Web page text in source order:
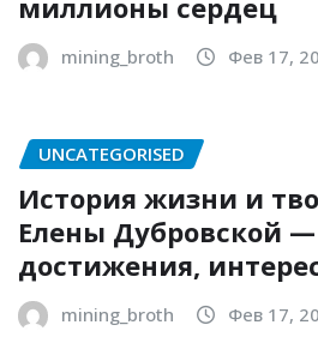
mining_broth Фев 17,
UNCATEGORISED
История жизни и
Елены Дубровской
достижения,
mining_broth Фев 17,